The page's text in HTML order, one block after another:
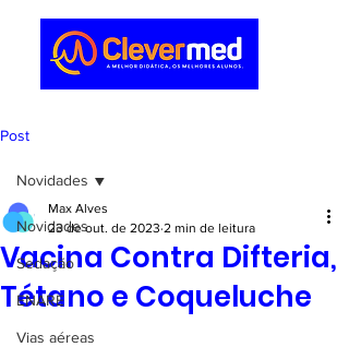
Post
Novidades
Sedação
ENARE
Vias aéreas
Novidades
Vacina Contra Difteria,
Tétano e Coqueluche
Max Alves
23 de out. de 2023 2 min de leitura